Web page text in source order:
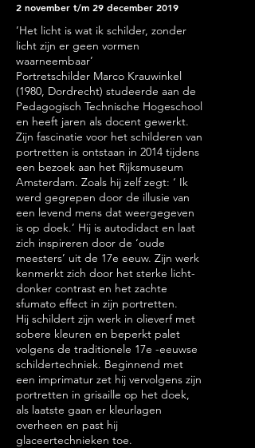
2 november t/m 29 december 2019
’Het licht is wat ik schilder, zonder
licht zijn er geen vormen
waarneembaar’
Portretschilder Marco Krauwinkel
(1980, Dordrecht) studeerde aan de
Pedagogisch Technische Hogeschool
en heeft jaren als docent gewerkt.
Zijn fascinatie voor het schilderen van
portretten is ontstaan in 2014 tijdens
een bezoek aan het Rijksmuseum
Amsterdam. Zoals hij zelf zegt: ‘ Ik
werd gegrepen door de illusie van
een levend mens dat weergegeven
is op doek.’ Hij is autodidact en laat
zich inspireren door de ‘oude
meesters’ uit de 17e eeuw. Zijn werk
kenmerkt zich door het sterke licht-
donker contrast en het zachte
sfumato effect in zijn portretten.
Hij schildert zijn werk in olieverf met
sobere kleuren en beperkt palet
volgens de traditionele 17e -eeuwse
schildertechniek. Beginnend met
een imprimatur zet hij vervolgens zijn
portretten in grisaille op het doek,
als laatste gaan er kleurlagen
overheen en past hij
glaceertechnieken toe.